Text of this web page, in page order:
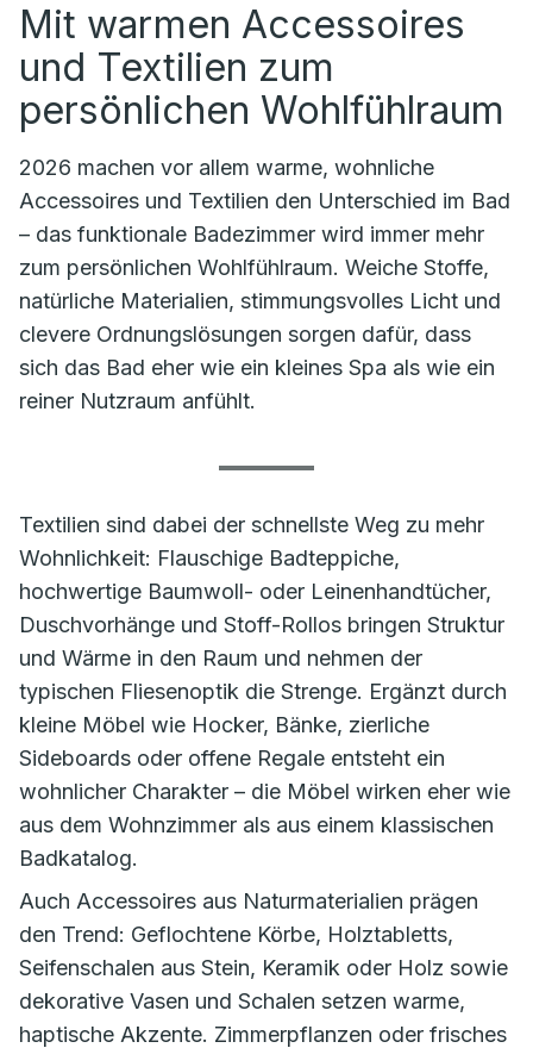
Mit warmen Accessoires
und Textilien zum
persönlichen Wohlfühlraum
2026 machen vor allem warme, wohnliche
Accessoires und Textilien den Unterschied im Bad
– das funktionale Badezimmer wird immer mehr
zum persönlichen Wohlfühlraum. Weiche Stoffe,
natürliche Materialien, stimmungsvolles Licht und
clevere Ordnungslösungen sorgen dafür, dass
sich das Bad eher wie ein kleines Spa als wie ein
reiner Nutzraum anfühlt.
Textilien sind dabei der schnellste Weg zu mehr
Wohnlichkeit: Flauschige Badteppiche,
hochwertige Baumwoll- oder Leinenhandtücher,
Duschvorhänge und Stoff-Rollos bringen Struktur
und Wärme in den Raum und nehmen der
typischen Fliesenoptik die Strenge. Ergänzt durch
kleine Möbel wie Hocker, Bänke, zierliche
Sideboards oder offene Regale entsteht ein
wohnlicher Charakter – die Möbel wirken eher wie
aus dem Wohnzimmer als aus einem klassischen
Badkatalog.
Auch Accessoires aus Naturmaterialien prägen
den Trend: Geflochtene Körbe, Holztabletts,
Seifenschalen aus Stein, Keramik oder Holz sowie
dekorative Vasen und Schalen setzen warme,
haptische Akzente. Zimmerpflanzen oder frisches